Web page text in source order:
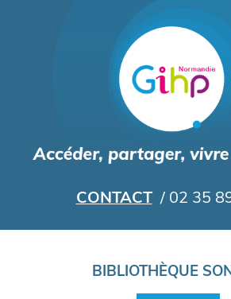
au
contenu
principal
CONTACT / 02 35
BIBLIOTHÈQUE